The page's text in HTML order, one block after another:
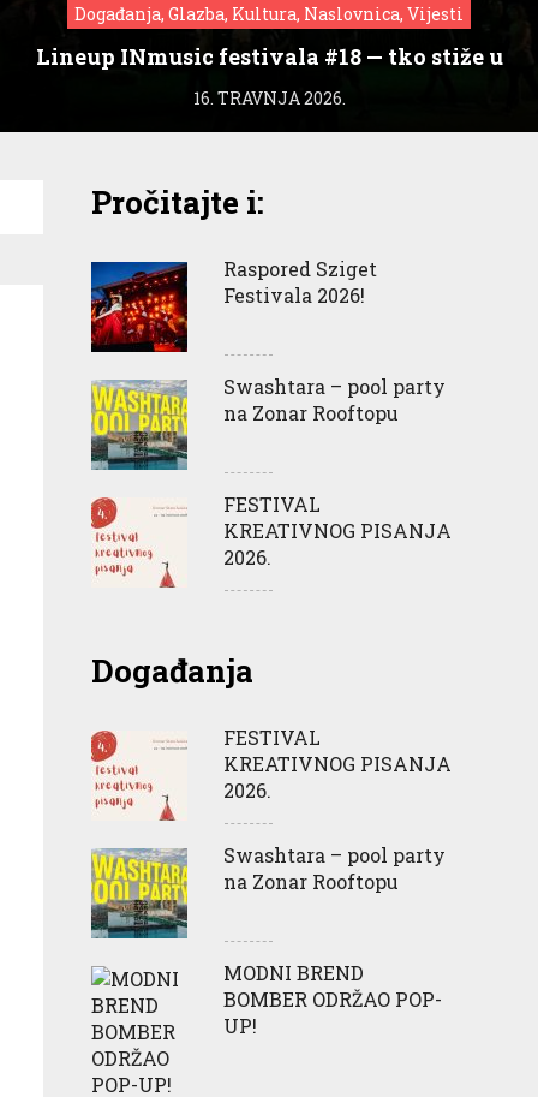
Događanja, Glazba, Kultura, Naslovnica, Vijesti
Lineup INmusic festivala #18 — tko stiže u
Zagreb?
16. TRAVNJA 2026.
Pročitajte i:
Raspored Sziget
Festivala 2026!
Swashtara – pool party
na Zonar Rooftopu
FESTIVAL
KREATIVNOG PISANJA
2026.
Događanja
FESTIVAL
KREATIVNOG PISANJA
2026.
Swashtara – pool party
na Zonar Rooftopu
MODNI BREND
BOMBER ODRŽAO POP-
UP!